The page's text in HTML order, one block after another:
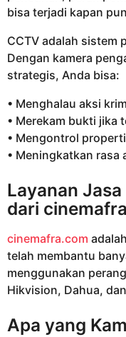
bisa terjadi kapan
CCTV adalah sistem
Dengan kamera
strategis, Anda bisa:
• Menghalau aksi
• Merekam bukti jika
• Mengontrol
• Meningkatkan rasa
Layanan
dari
cinemafra.com
telah membantu
menggunakan
Hikvision, Dahua,
Apa yang